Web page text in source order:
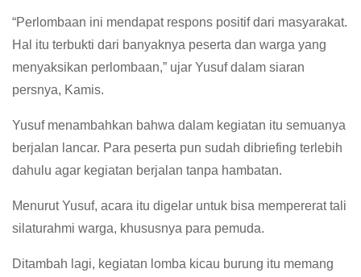
“Perlombaan ini mendapat respons positif dari masyarakat.
Hal itu terbukti dari banyaknya peserta dan warga yang
menyaksikan perlombaan,” ujar Yusuf dalam siaran
persnya, Kamis.
Yusuf menambahkan bahwa dalam kegiatan itu semuanya
berjalan lancar. Para peserta pun sudah dibriefing terlebih
dahulu agar kegiatan berjalan tanpa hambatan.
Menurut Yusuf, acara itu digelar untuk bisa mempererat tali
silaturahmi warga, khususnya para pemuda.
Ditambah lagi, kegiatan lomba kicau burung itu memang